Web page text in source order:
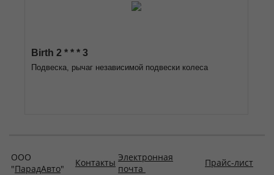
Birth 2 * * * 3
Подвеска, рычаг независимой подвески колеса
ООО
"ПарадАвто"
Контакты Электронная
почта
Прайс-лист